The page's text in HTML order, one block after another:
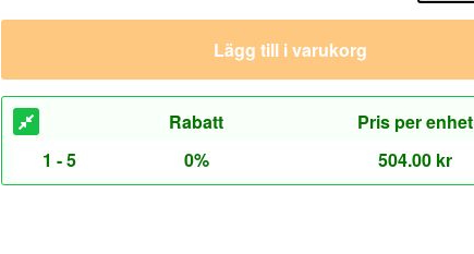
Lägg till i varukorg
Rabatt
Pris per enhet
1 - 5
0% 504.00 kr